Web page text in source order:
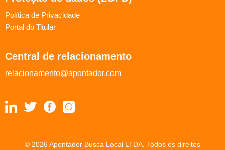
Política de Privacidade
Portal do Titular
Central de relacionamento
relacionamento@apontador.com
© 2026 Apontador Busca Local LTDA. Todos os direitos